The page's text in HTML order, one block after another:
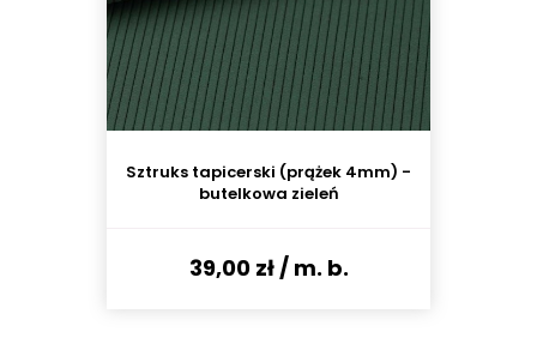
Sztruks tapicerski (prążek 4mm) -
butelkowa zieleń
39,00 zł/ m. b.